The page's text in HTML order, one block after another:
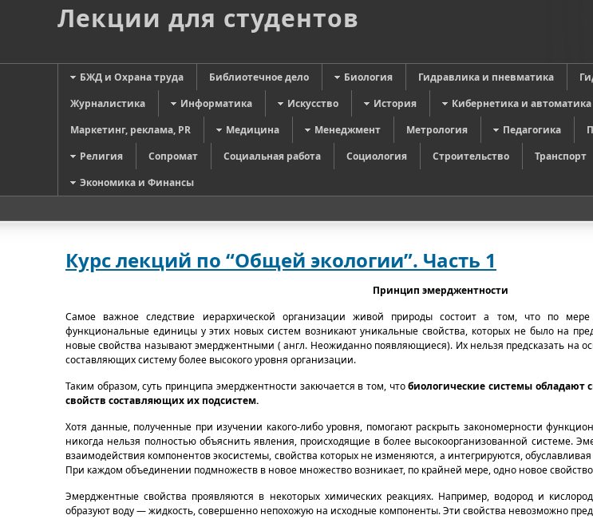
Лекции для студентов
БЖД и Охрана труда Библиотечное дело Биология Гидравлика и пневматика
Журналистика
Информатика Искусство История Кибернетика и автоматика
Маркетинг, реклама, PR
Медицина Менеджмент Метрология Педагогика
Религия
Сопромат Социальная работа Социология Строительство Транспорт
Экономика и Финансы
Курс лекций по “Общей экологии”. Часть 1
Принцип эмерджентности
Самое важное следствие иерархической организации живой природы состоит а том, что по
функциональные единицы у этих новых систем возникают уникальные свойства, которых не было на
новые свойства называют эмерджентными ( англ. Неожиданно появляющиеся). Их нельзя предсказать на
составляющих систему более высокого уровня организации.
Таким образом, суть принципа эмерджентности закючается в том, чтобиологические системы обладают
свойств составляющих их подсистем.
Хотя данные, полученные при изучении какого-либо уровня, помогают раскрыть закономерности
никогда нельзя полностью объяснить явления, происходящие в более высокоорганизованной системе.
взаимодействия компонентов экосистемы, свойства которых не изменяются, а интегрируются,
При каждом объединении подмножеств в новое множество возникает, по крайней мере, одно новое
Эмерджентные свойства проявляются в некоторых химических реакциях. Например, водород и
образуют воду — жидкость, совершенно непохожую на исходные компоненты. Эти свойства невозможно